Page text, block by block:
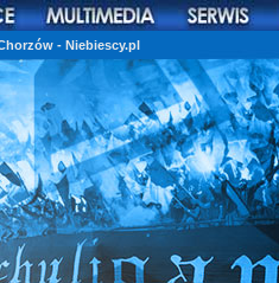
- Niebiescy.pl